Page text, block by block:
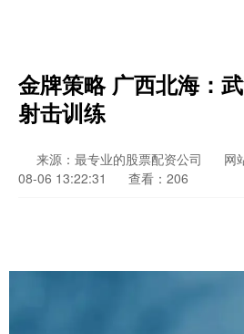
金牌策略 广西北海：
射击训练
来源：最专业的股票配资公司 网
08-06 13:22:31
查看：206